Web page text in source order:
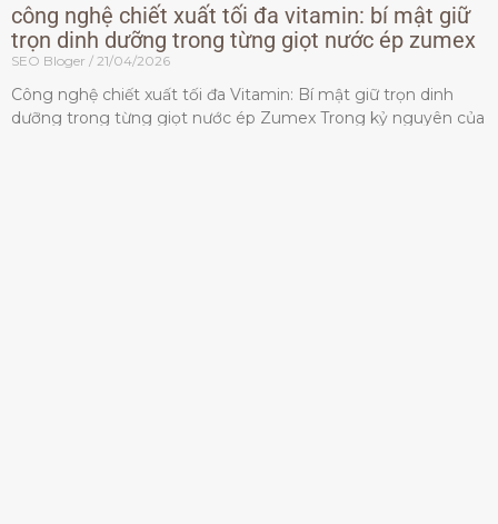
công nghệ chiết xuất tối đa vitamin: bí mật giữ
trọn dinh dưỡng trong từng giọt nước ép zumex
SEO Bloger 21/04/2026
Công nghệ chiết xuất tối đa Vitamin: Bí mật giữ trọn dinh
dưỡng trong từng giọt nước ép Zumex Trong kỷ nguyên của